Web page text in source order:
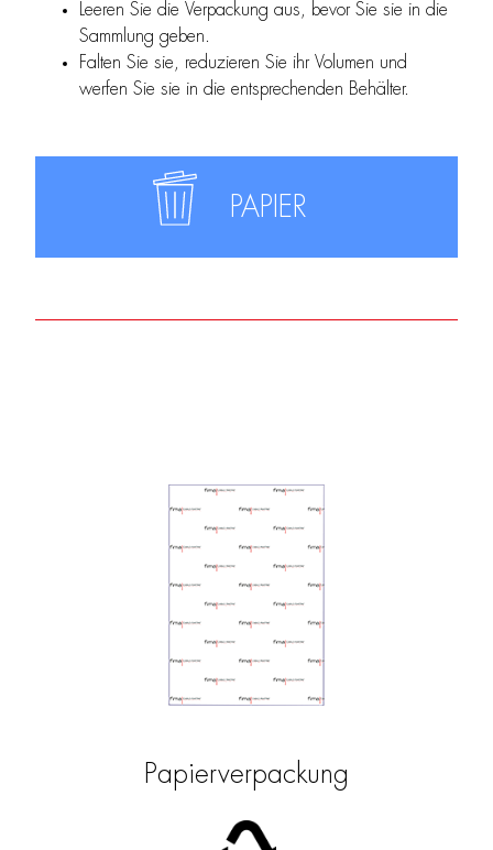
Leeren Sie die Verpackung aus, bevor Sie sie in die
Sammlung geben.
Falten Sie sie, reduzieren Sie ihr Volumen und
werfen Sie sie in die entsprechenden Behälter.
PAPIER
Papierverpackung